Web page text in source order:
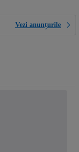
Vezi anunțurile